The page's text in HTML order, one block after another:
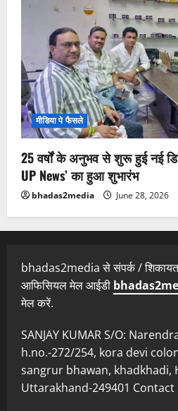
मीडिया पे फैसले
25 वर्षों के अनुभव से शुरू हुई नई
UP News’ का हुआ शुभारंभ
bhadas2media June 28, 2026
bhadas2media से संपर्क /
आफिसियल मेल आईडी
मेल करें.
SANJAY KUMAR S/O:
h.no.-272/254, kora devi
sangrur bhawan, khadkhadi,
Uttarakhand-249401 Contact